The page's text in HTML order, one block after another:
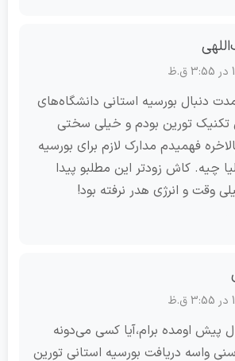
بورسیه استانی دانشگاه‌های
تورین بودم و خیلی سختی
مدارک لازم برای بورسیه
کاش زودتر این مطلبو پیدا
انرژی هدر نرفته بود!
برام،آیا کسی می‌دونه
دریافت بورسیه استانی تورین